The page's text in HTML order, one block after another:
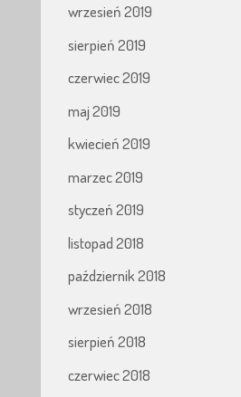
wrzesień 2019
sierpień 2019
czerwiec 2019
maj 2019
kwiecień 2019
marzec 2019
styczeń 2019
listopad 2018
październik 2018
wrzesień 2018
sierpień 2018
czerwiec 2018